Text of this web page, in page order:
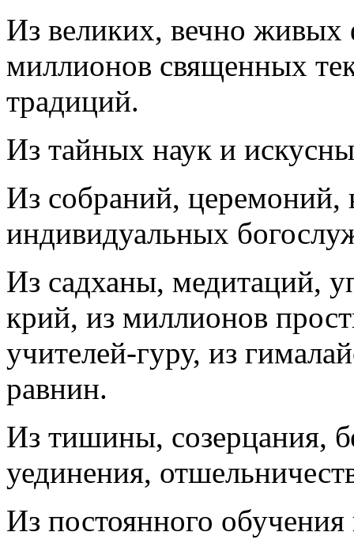
Из великих, вечно живых
миллионов священных
традиций.
Из тайных наук и
Из собраний, церемоний,
индивидуальных
Из садханы, медитаций,
крий, из миллионов
учителей-гуру, из
равнин.
Из тишины, созерцания,
уединения,
Из постоянного